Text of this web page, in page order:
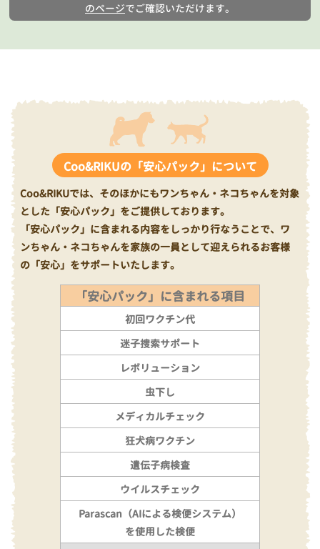
のページでご確認いただけます。
Coo&RIKUの「安心パック」について
Coo&RIKUでは、そのほかにもワンちゃん・ネコちゃんを対象
とした「安心パック」をご提供しております。
「安心パック」に含まれる内容をしっかり行なうことで、ワ
ンちゃん・ネコちゃんを家族の一員として迎えられるお客様
の「安心」をサポートいたします。
「安心パック」に含まれる項目
初回ワクチン代
迷子捜索サポート
レボリューション
虫下し
メディカルチェック
狂犬病ワクチン
遺伝子病検査
ウイルスチェック
Parascan（AIによる検便システム）
を使用した検便